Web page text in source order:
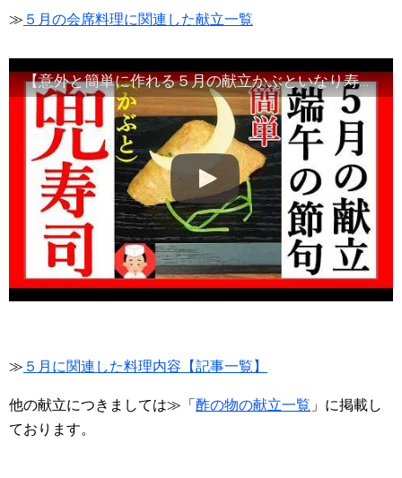
≫ ５月の会席料理に関連した献立一覧
【意外と簡単に作れる５月の献立かぶといなり寿司】端午の節句・Japanese food#和食レシピ日本料理案内所
≫ ５月に関連した料理内容【記事一覧】
他の献立につきましては≫「 酢の物の献立一覧 」に掲載し
ております。